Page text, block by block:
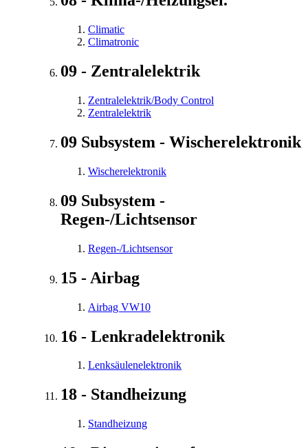
Climatic
Climatronic
09 - Zentralelektrik
Zentralelektrik/Body Control
Zentralelektrik
09 Subsystem - Wischerelektronik
Wischerelektronik
09 Subsystem -
Regen-/Lichtsensor
Regen-/Lichtsensor
15 - Airbag
Airbag VW10
16 - Lenkradelektronik
Lenksäulenelektronik
18 - Standheizung
Standheizung